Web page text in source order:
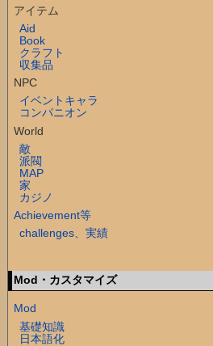
アイテム
Aid
Book
クラフト
収集品
NPC
イベントキャラ
コンパニオン
World
敵
派閥
MAP
家
カジノ
Achievement等
challenges、実績
Mod・カスタマイズ
Mod
基礎知識
日本語化